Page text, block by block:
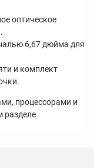
оптическое
6,67 дюйма для
и комплект
процессорами и
разделе